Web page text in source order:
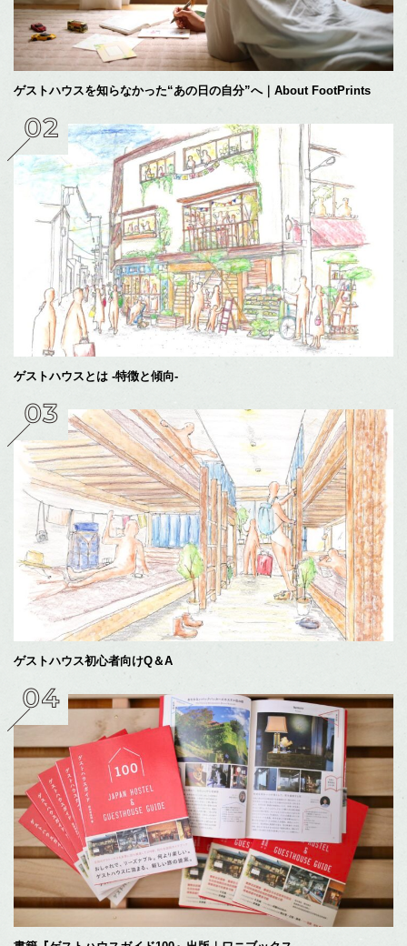
ゲストハウスを知らなかった“あの日の自分”へ｜About FootPrints
ゲストハウスとは -特徴と傾向-
ゲストハウス初心者向けQ＆A